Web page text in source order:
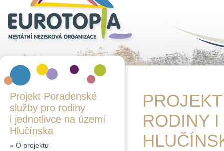
Projekt Poradenské
služby pro rodiny
i jednotlivce na území
Hlučínska
» O projektu
RODINY